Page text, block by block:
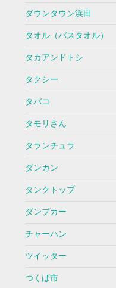
ダウンタウン浜田
タオル（バスタオル）
タカアンドトシ
タクシー
タバコ
タモリさん
タランチュラ
ダンカン
タンクトップ
ダンプカー
チャーハン
ツイッター
つくば市